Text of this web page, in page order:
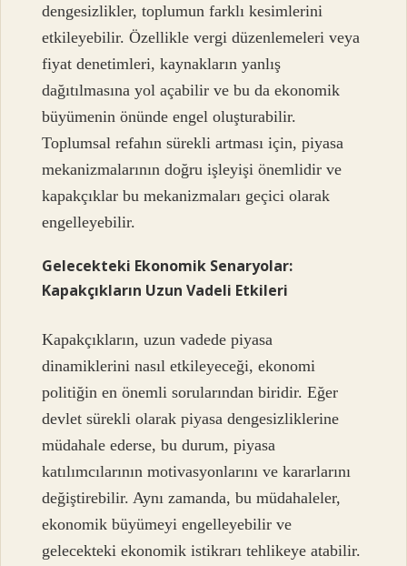
dengesizlikler, toplumun farklı kesimlerini
etkileyebilir. Özellikle vergi düzenlemeleri veya
fiyat denetimleri, kaynakların yanlış
dağıtılmasına yol açabilir ve bu da ekonomik
büyümenin önünde engel oluşturabilir.
Toplumsal refahın sürekli artması için, piyasa
mekanizmalarının doğru işleyişi önemlidir ve
kapakçıklar bu mekanizmaları geçici olarak
engelleyebilir.
Gelecekteki Ekonomik Senaryolar:
Kapakçıkların Uzun Vadeli Etkileri
Kapakçıkların, uzun vadede piyasa
dinamiklerini nasıl etkileyeceği, ekonomi
politiğin en önemli sorularından biridir. Eğer
devlet sürekli olarak piyasa dengesizliklerine
müdahale ederse, bu durum, piyasa
katılımcılarının motivasyonlarını ve kararlarını
değiştirebilir. Aynı zamanda, bu müdahaleler,
ekonomik büyümeyi engelleyebilir ve
gelecekteki ekonomik istikrarı tehlikeye atabilir.